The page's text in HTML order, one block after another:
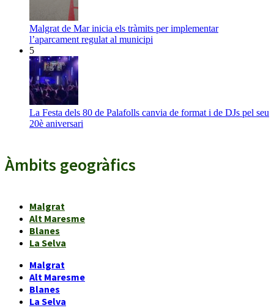
Malgrat de Mar inicia els tràmits per implementar
l’aparcament regulat al municipi
5
La Festa dels 80 de Palafolls canvia de format i de DJs pel seu
20è aniversari
Àmbits geogràfics
Malgrat
Alt Maresme
Blanes
La Selva
Malgrat
Alt Maresme
Blanes
La Selva